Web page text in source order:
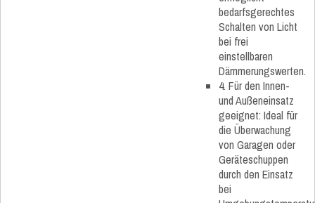
bedarfsgerechtes
Schalten von Licht
bei frei
einstellbaren
Dämmerungswerten.
4. Für den Innen-
und Außeneinsatz
geeignet: Ideal für
die Überwachung
von Garagen oder
Geräteschuppen
durch den Einsatz
bei